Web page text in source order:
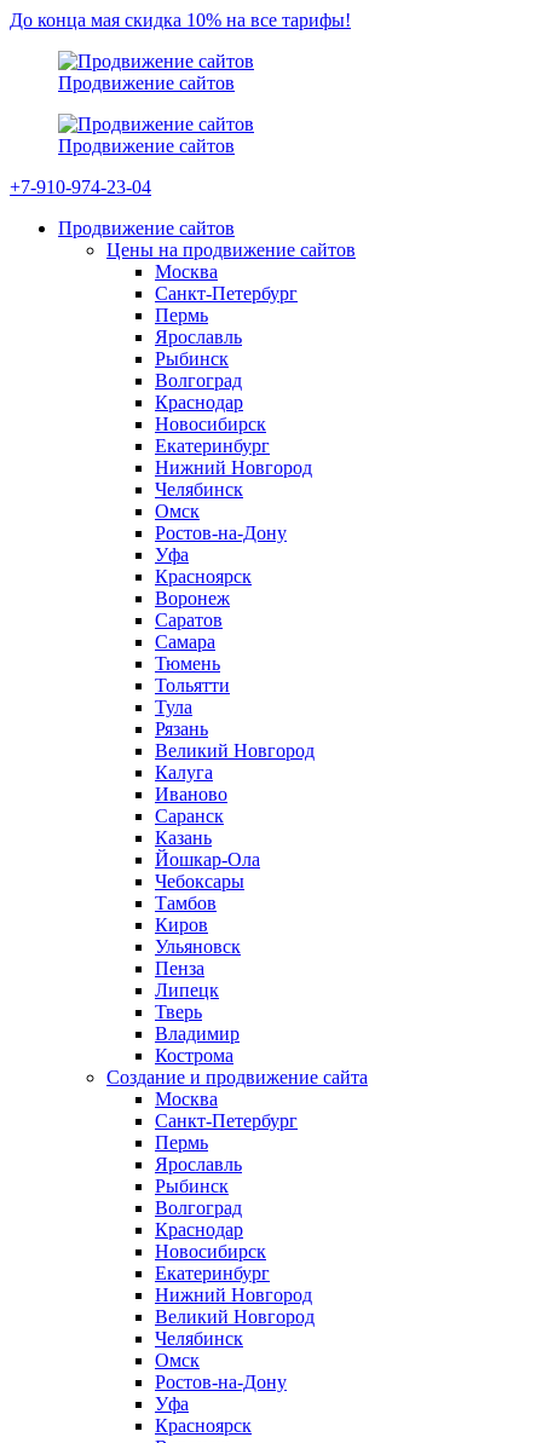
До конца мая скидка 10% на все тарифы!
Продвижение сайтов
Продвижение сайтов
+7-910-974-23-04
Продвижение сайтов
Цены на продвижение сайтов
Москва
Санкт-Петербург
Пермь
Ярославль
Рыбинск
Волгоград
Краснодар
Новосибирск
Екатеринбург
Нижний Новгород
Челябинск
Омск
Ростов-на-Дону
Уфа
Красноярск
Воронеж
Саратов
Самара
Тюмень
Тольятти
Тула
Рязань
Великий Новгород
Калуга
Иваново
Саранск
Казань
Йошкар-Ола
Чебоксары
Тамбов
Киров
Ульяновск
Пенза
Липецк
Тверь
Владимир
Кострома
Создание и продвижение сайта
Москва
Санкт-Петербург
Пермь
Ярославль
Рыбинск
Волгоград
Краснодар
Новосибирск
Екатеринбург
Нижний Новгород
Великий Новгород
Челябинск
Омск
Ростов-на-Дону
Уфа
Красноярск